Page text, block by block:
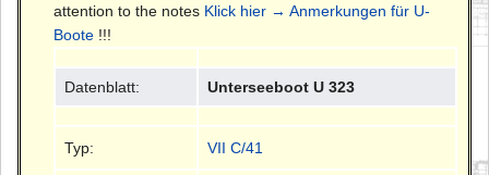
attention to the notes Klick hier → Anmerkungen für U-
Boote !!!
Datenblatt: Unterseeboot U 323
Typ: VII C/41